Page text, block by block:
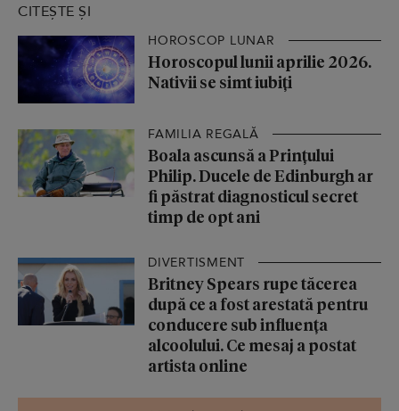
CITEȘTE ȘI
HOROSCOP LUNAR
Horoscopul lunii aprilie 2026.
Nativii se simt iubiți
FAMILIA REGALĂ
Boala ascunsă a Prințului
Philip. Ducele de Edinburgh ar
fi păstrat diagnosticul secret
timp de opt ani
DIVERTISMENT
Britney Spears rupe tăcerea
după ce a fost arestată pentru
conducere sub influența
alcoolului. Ce mesaj a postat
artista online